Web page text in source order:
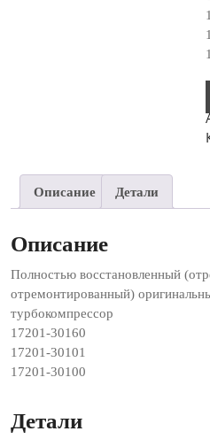
Описание Детали
Описание
Полностью восстановленный
отремонтированный)
турбокомпрессор
17201-30160
17201-30101
17201-30100
Детали